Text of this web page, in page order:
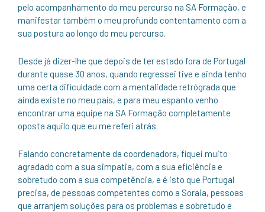
pelo acompanhamento do meu percurso na SA Formação, e
manifestar também o meu profundo contentamento com a
sua postura ao longo do meu percurso.
Desde já dizer-lhe que depois de ter estado fora de Portugal
durante quase 30 anos, quando regressei tive e ainda tenho
uma certa dificuldade com a mentalidade retrógrada que
ainda existe no meu país, e para meu espanto venho
encontrar uma equipe na SA Formação completamente
oposta aquilo que eu me referi atrás.
Falando concretamente da coordenadora, fiquei muito
agradado com a sua simpatia, com a sua eficiência e
sobretudo com a sua competência, e é isto que Portugal
precisa, de pessoas competentes como a Soraia, pessoas
que arranjem soluções para os problemas e sobretudo e